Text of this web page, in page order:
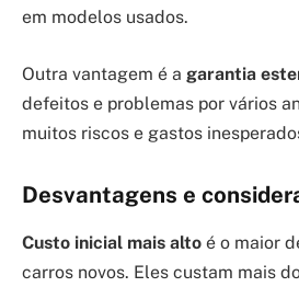
em modelos usados.
Outra vantagem é a garantia
defeitos e problemas por vários
muitos riscos e gastos
Desvantagens e
Custo inicial mais alto é o maior
carros novos. Eles custam mais